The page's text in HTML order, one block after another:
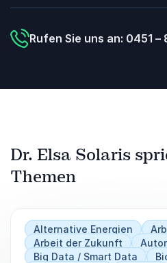
Rufen Sie uns an: 0451 –
Dr. Elsa Solaris
Themen
Alternative Energien
Arbeit der Zukunft
Big Data / Smart Data